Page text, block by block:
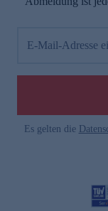
E-Mail-Adresse
Es gelten die